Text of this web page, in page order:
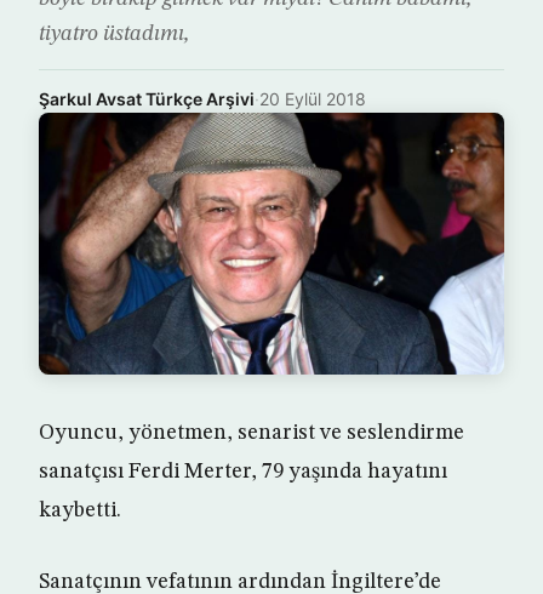
tiyatro üstadımı,
Şarkul Avsat Türkçe Arşivi·20 Eylül 2018
Oyuncu, yönetmen, senarist ve seslendirme
sanatçısı Ferdi Merter, 79 yaşında hayatını
kaybetti.
Sanatçının vefatının ardından İngiltere’de